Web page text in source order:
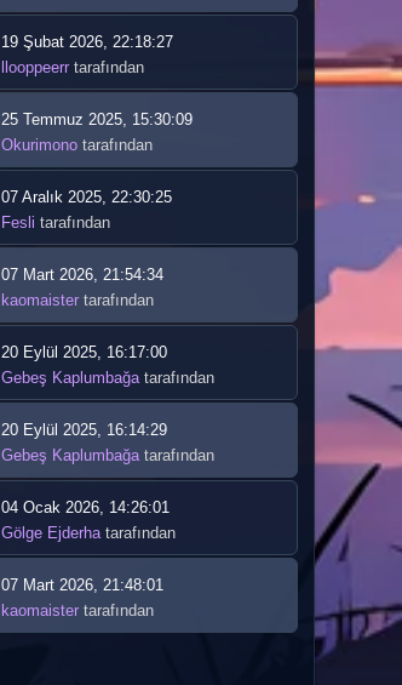
19 Şubat 2026, 22:18:27
llooppeerr tarafından
25 Temmuz 2025, 15:30:09
Okurimono tarafından
07 Aralık 2025, 22:30:25
Fesli tarafından
07 Mart 2026, 21:54:34
kaomaister tarafından
20 Eylül 2025, 16:17:00
Gebeş Kaplumbağa tarafından
20 Eylül 2025, 16:14:29
Gebeş Kaplumbağa tarafından
04 Ocak 2026, 14:26:01
Gölge Ejderha tarafından
07 Mart 2026, 21:48:01
kaomaister tarafından